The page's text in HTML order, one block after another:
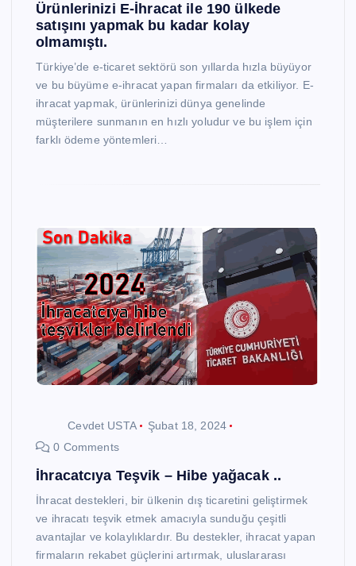
Ürünlerinizi E-İhracat ile 190 ülkede
satışını yapmak bu kadar kolay
olmamıştı.
Türkiye’de e-ticaret sektörü son yıllarda hızla büyüyor
ve bu büyüme e-ihracat yapan firmaları da etkiliyor. E-
ihracat yapmak, ürünlerinizi dünya genelinde
müşterilere sunmanın en hızlı yoludur ve bu işlem için
farklı ödeme yöntemleri…
Cevdet USTA
Şubat 18, 2024
0 Comments
İhracatcıya Teşvik – Hibe yağacak ..
İhracat destekleri, bir ülkenin dış ticaretini geliştirmek
ve ihracatı teşvik etmek amacıyla sunduğu çeşitli
avantajlar ve kolaylıklardır. Bu destekler, ihracat yapan
firmaların rekabet güçlerini artırmak, uluslararası